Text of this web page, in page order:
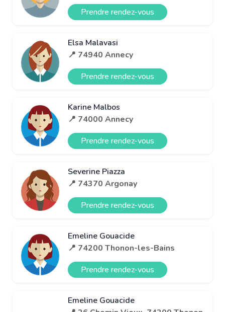
Prendre rendez-vous
Elsa Malavasi
📍 74940 Annecy
Prendre rendez-vous
Karine Malbos
📍 74000 Annecy
Prendre rendez-vous
Severine Piazza
📍 74370 Argonay
Prendre rendez-vous
Emeline Gouacide
📍 74200 Thonon-les-Bains
Prendre rendez-vous
Emeline Gouacide